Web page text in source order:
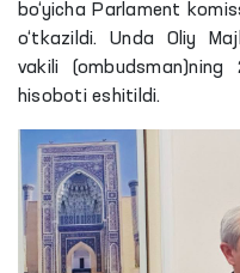
bo‘yicha Parlament
o‘tkazildi. Unda Oliy
vakili
hisoboti eshitildi.